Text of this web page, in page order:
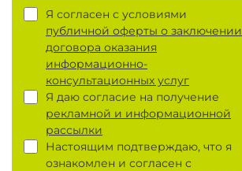
Я согласен с условиями
публичной оферты о заключении
договора оказания
информационно-
консультационных услуг
Я даю согласие на получение
рекламной и информационной
рассылки
Настоящим подтверждаю, что я
ознакомлен и согласен с